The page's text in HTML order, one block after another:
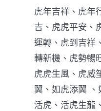
虎年吉祥、虎年
吉、虎虎平安、
運轉、虎到吉祥
轉新機、虎勢暢
虎虎生風、虎威
翼、如虎添翼
活虎、活虎生龍